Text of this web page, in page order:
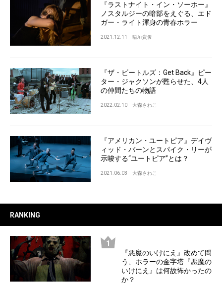
『ラストナイト・イン・ソーホー』
ノスタルジーの暗部をえぐる、エド
ガー・ライト渾身の青春ホラー
2021.12.11 稲垣貴俊
『ザ・ビートルズ：Get Back』ピー
ター・ジャクソンが甦らせた、4人
の仲間たちの物語
2022.02.10 大森さわこ
『アメリカン・ユートピア』デイヴ
ィッド・バーンとスパイク・リーが
示唆する“ユートピア”とは？
2021.06.03 大森さわこ
RANKING
『悪魔のいけにえ』改めて問
う、ホラーの金字塔『悪魔の
いけにえ』は何故怖かったの
か？